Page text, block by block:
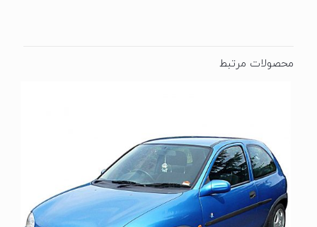
محصولات مرتبط